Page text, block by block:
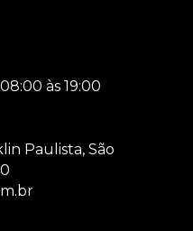
às 19:00
Paulista, São